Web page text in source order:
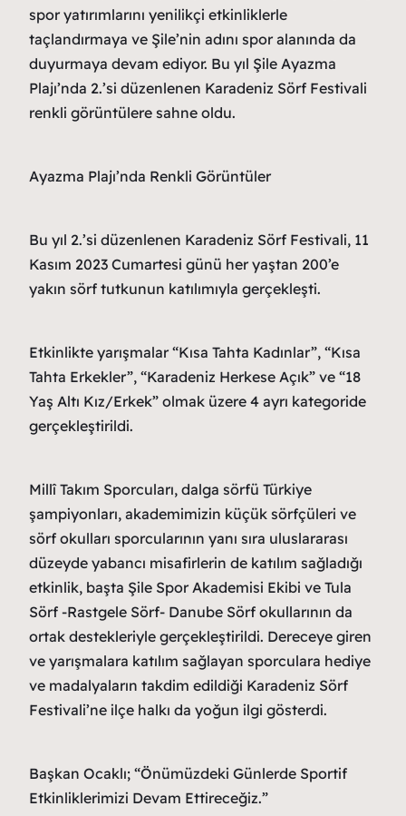
spor yatırımlarını yenilikçi etkinliklerle
taçlandırmaya ve Şile’nin adını spor alanında da
duyurmaya devam ediyor. Bu yıl Şile Ayazma
Plajı’nda 2.’si düzenlenen Karadeniz Sörf Festivali
renkli görüntülere sahne oldu.
Ayazma Plajı’nda Renkli Görüntüler
Bu yıl 2.’si düzenlenen Karadeniz Sörf Festivali, 11
Kasım 2023 Cumartesi günü her yaştan 200’e
yakın sörf tutkunun katılımıyla gerçekleşti.
Etkinlikte yarışmalar “Kısa Tahta Kadınlar”, “Kısa
Tahta Erkekler”, “Karadeniz Herkese Açık” ve “18
Yaş Altı Kız/Erkek” olmak üzere 4 ayrı kategoride
gerçekleştirildi.
Millî Takım Sporcuları, dalga sörfü Türkiye
şampiyonları, akademimizin küçük sörfçüleri ve
sörf okulları sporcularının yanı sıra uluslararası
düzeyde yabancı misafirlerin de katılım sağladığı
etkinlik, başta Şile Spor Akademisi Ekibi ve Tula
Sörf -Rastgele Sörf- Danube Sörf okullarının da
ortak destekleriyle gerçekleştirildi. Dereceye giren
ve yarışmalara katılım sağlayan sporculara hediye
ve madalyaların takdim edildiği Karadeniz Sörf
Festivali’ne ilçe halkı da yoğun ilgi gösterdi.
Başkan Ocaklı; “Önümüzdeki Günlerde Sportif
Etkinliklerimizi Devam Ettireceğiz.”